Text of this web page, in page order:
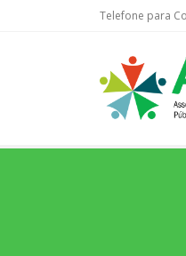
Telefone para